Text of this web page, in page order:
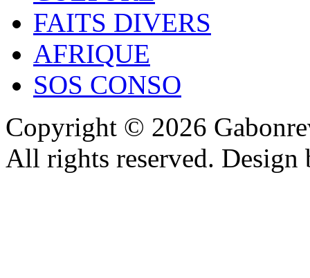
FAITS DIVERS
AFRIQUE
SOS CONSO
Copyright © 2026
All rights reserved.